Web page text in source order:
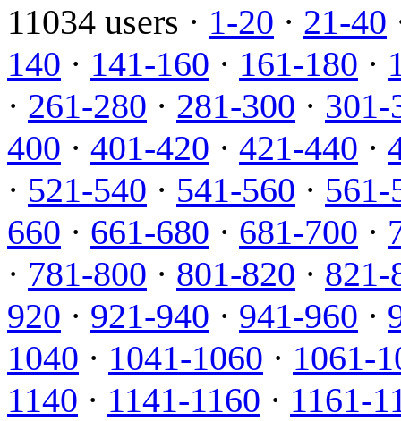
11034 users · 1-20 · 21-40
140 · 141-160 · 161-180 ·
· 261-280 · 281-300 · 301-
400 · 401-420 · 421-440 ·
· 521-540 · 541-560 · 561-
660 · 661-680 · 681-700 ·
· 781-800 · 801-820 · 821-
920 · 921-940 · 941-960 ·
1040 · 1041-1060 · 1061-
1140 · 1141-1160 · 1161-